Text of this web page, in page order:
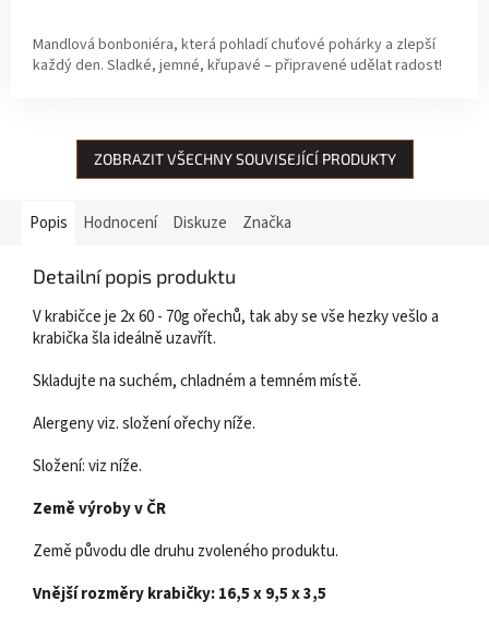
Mandlová bonboniéra, která pohladí chuťové pohárky a zlepší
každý den. Sladké, jemné, křupavé – připravené udělat radost!
ZOBRAZIT VŠECHNY SOUVISEJÍCÍ PRODUKTY
Popis Hodnocení Diskuze Značka
Detailní popis produktu
V krabičce je 2x 60 - 70g ořechů, tak aby se vše hezky vešlo a
krabička šla ideálně uzavřít.
Skladujte na suchém, chladném a temném místě.
Alergeny viz. složení ořechy níže.
Složení: viz níže.
Země výroby v ČR
Země původu dle druhu zvoleného produktu.
Vnější rozměry krabičky: 16,5 x 9,5 x 3,5